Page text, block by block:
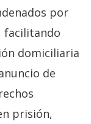
por
facilitando
domiciliaria
de
prisión,